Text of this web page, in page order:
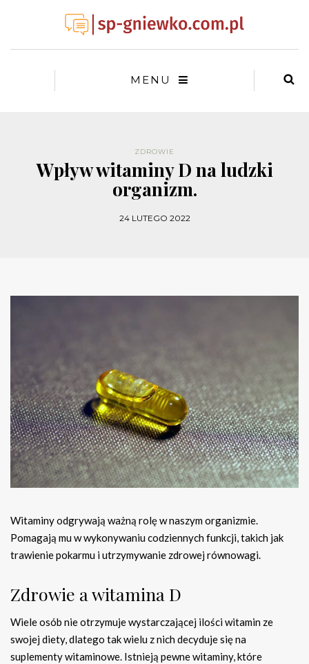
MENU
ZDROWIE
Wpływ witaminy D na ludzki
organizm.
24 LUTEGO 2022
Witaminy odgrywają ważną rolę w naszym organizmie.
Pomagają mu w wykonywaniu codziennych funkcji, takich jak
trawienie pokarmu i utrzymywanie zdrowej równowagi.
Zdrowie a witamina D
Wiele osób nie otrzymuje wystarczającej ilości witamin ze
swojej diety, dlatego tak wielu z nich decyduje się na
suplementy witaminowe. Istnieją pewne witaminy, które